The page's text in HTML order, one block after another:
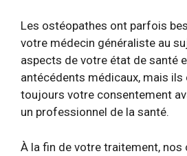
Les ostéopathes ont parfois
votre médecin généraliste au
aspects de votre état de santé
antécédents médicaux, mais
toujours votre consentement
un professionnel de la santé.
À la fin de votre traitement, nos